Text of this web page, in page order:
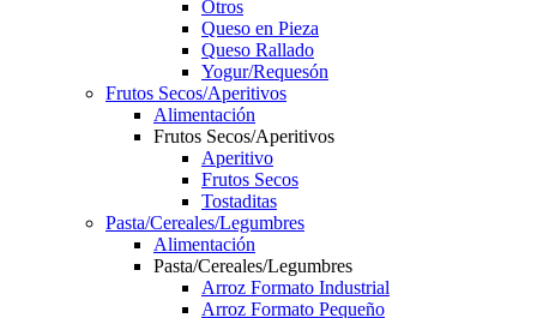
Otros
Queso en Pieza
Queso Rallado
Yogur/Requesón
Frutos Secos/Aperitivos
Alimentación
Frutos Secos/Aperitivos
Aperitivo
Frutos Secos
Tostaditas
Pasta/Cereales/Legumbres
Alimentación
Pasta/Cereales/Legumbres
Arroz Formato Industrial
Arroz Formato Pequeño